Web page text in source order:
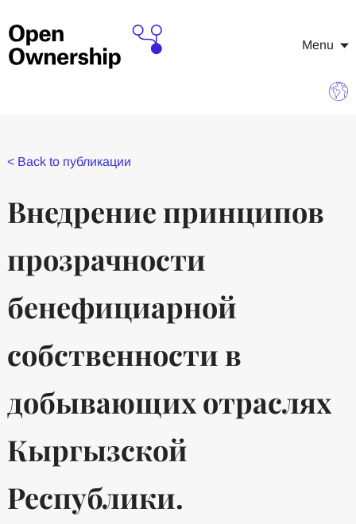
Menu
< Back to публикации
Внедрение принципов
прозрачности
бенефициарной
собственности в
добывающих отраслях
Кыргызской
Республики.